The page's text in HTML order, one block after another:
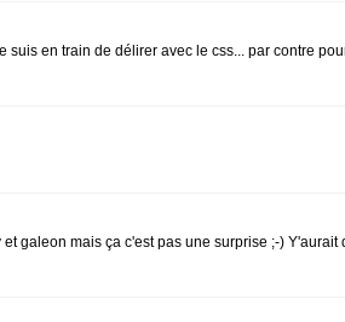
en train de délirer avec le css... par contre
galeon mais ça c'est pas une surprise ;-)